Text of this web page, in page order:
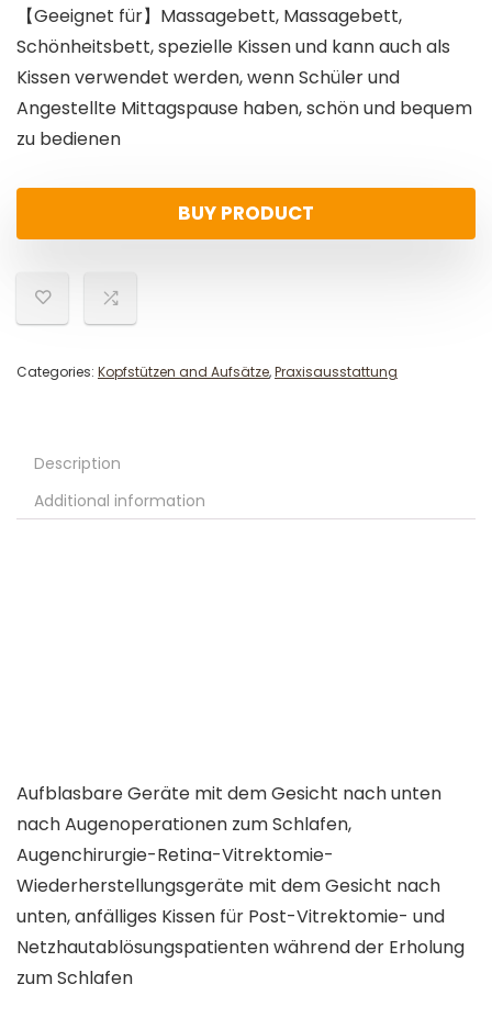
【Geeignet für】Massagebett, Massagebett,
Schönheitsbett, spezielle Kissen und kann auch als
Kissen verwendet werden, wenn Schüler und
Angestellte Mittagspause haben, schön und bequem
zu bedienen
BUY PRODUCT
Categories: Kopfstützen and Aufsätze,Praxisausstattung
Description
Additional information
Aufblasbare Geräte mit dem Gesicht nach unten
nach Augenoperationen zum Schlafen,
Augenchirurgie-Retina-Vitrektomie-
Wiederherstellungsgeräte mit dem Gesicht nach
unten, anfälliges Kissen für Post-Vitrektomie- und
Netzhautablösungspatienten während der Erholung
zum Schlafen